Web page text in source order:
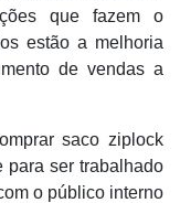
que fazem o
estão a melhoria
de vendas a
saco ziplock
para ser trabalhado
o público interno